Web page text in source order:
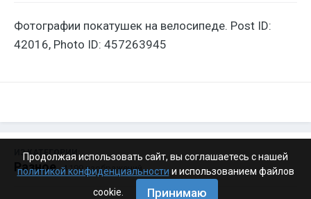
Фотографии покатушек на велосипеде. Post ID:
42016, Photo ID: 457263945
ИЗ КАТЕГОРИИ:
Разное · 4 199 изображений
Продолжая использовать сайт, вы соглашаетесь с нашей
политикой конфиденциальности и использованием файлов
cookie.
Принимаю